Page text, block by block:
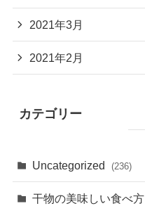
2021年3月
2021年2月
カテゴリー
Uncategorized (236)
干物の美味しい食べ方